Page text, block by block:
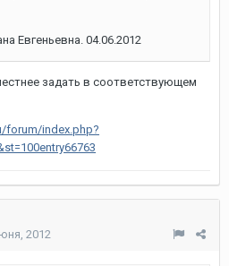
Евгеньевна. 04.06.2012
задать в соответствующем
forum/index.php?
2012